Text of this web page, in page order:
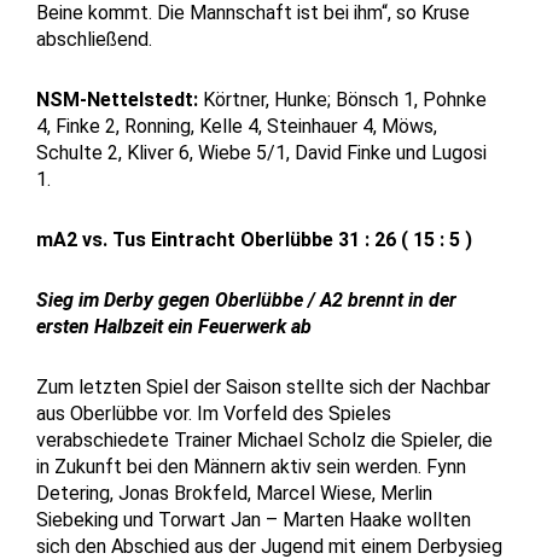
Beine kommt. Die Mannschaft ist bei ihm“, so Kruse
abschließend.
NSM-Nettelstedt: Körtner, Hunke; Bönsch 1, Pohnke
4, Finke 2, Ronning, Kelle 4, Steinhauer 4, Möws,
Schulte 2, Kliver 6, Wiebe 5/1, David Finke und Lugosi
1.
mA2 vs. Tus Eintracht Oberlübbe 31 : 26 ( 15 : 5 )
Sieg im Derby gegen Oberlübbe / A2 brennt in der
ersten Halbzeit ein Feuerwerk ab
Zum letzten Spiel der Saison stellte sich der Nachbar
aus Oberlübbe vor. Im Vorfeld des Spieles
verabschiedete Trainer Michael Scholz die Spieler, die
in Zukunft bei den Männern aktiv sein werden. Fynn
Detering, Jonas Brokfeld, Marcel Wiese, Merlin
Siebeking und Torwart Jan – Marten Haake wollten
sich den Abschied aus der Jugend mit einem Derbysieg